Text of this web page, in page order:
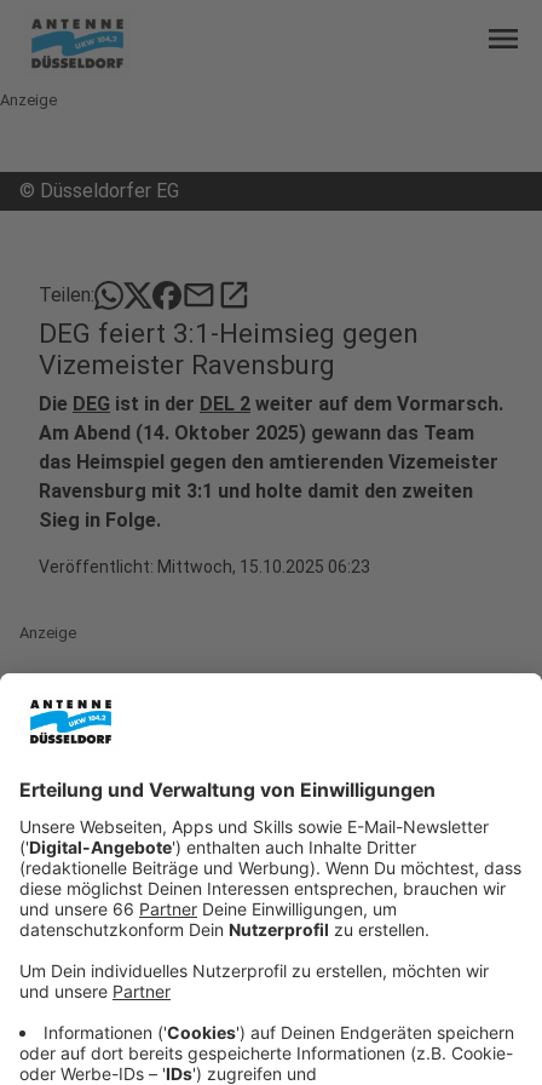
menu
Anzeige
© Düsseldorfer EG
Teilen: mailopen_in_new
DEG feiert 3:1-Heimsieg gegen
Vizemeister Ravensburg
Die DEG ist in der DEL 2 weiter auf dem Vormarsch.
Am Abend (14. Oktober 2025) gewann das Team
das Heimspiel gegen den amtierenden Vizemeister
Ravensburg mit 3:1 und holte damit den zweiten
Sieg in Folge.
Veröffentlicht: Mittwoch, 15.10.2025 06:23
Anzeige
DEG siegt erneut in der DEL 2: Verdienter
Anzeige
Der Sieg war absolut verdient, fand Abwehrspieler Emil
Quaas:
Anzeige
Emil Quaas, DEG-Abwehrspieler